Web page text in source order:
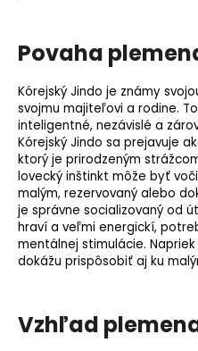
Povaha
Kórejský Jindo je známy
svojmu majiteľovi a rodine.
inteligentné, nezávislé a
Kórejský Jindo sa prejavuje
ktorý je prirodzeným
lovecký inštinkt môže byť
malým, rezervovaný alebo
je správne socializovaný od
hraví a veľmi energickí,
mentálnej stimulácie.
dokážu prispôsobiť aj ku
Vzhľad